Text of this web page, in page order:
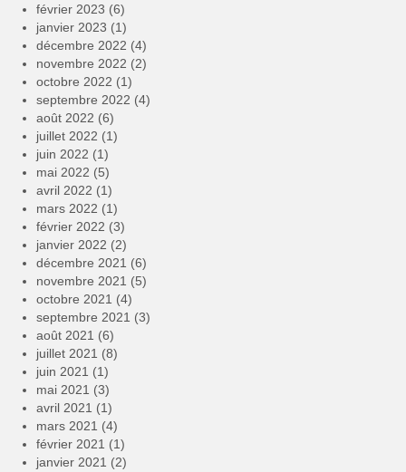
février 2023 (6)
janvier 2023 (1)
décembre 2022 (4)
novembre 2022 (2)
octobre 2022 (1)
septembre 2022 (4)
août 2022 (6)
juillet 2022 (1)
juin 2022 (1)
mai 2022 (5)
avril 2022 (1)
mars 2022 (1)
février 2022 (3)
janvier 2022 (2)
décembre 2021 (6)
novembre 2021 (5)
octobre 2021 (4)
septembre 2021 (3)
août 2021 (6)
juillet 2021 (8)
juin 2021 (1)
mai 2021 (3)
avril 2021 (1)
mars 2021 (4)
février 2021 (1)
janvier 2021 (2)